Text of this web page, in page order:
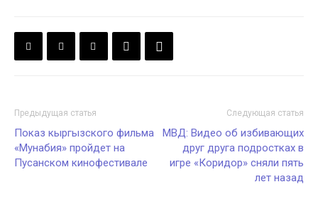
Предыдущая статья
Показ кыргызского фильма
«Мунабия» пройдет на
Пусанском кинофестивале
Следующая статья
МВД: Видео об избивающих
друг друга подростках в
игре «Коридор» сняли пять
лет назад